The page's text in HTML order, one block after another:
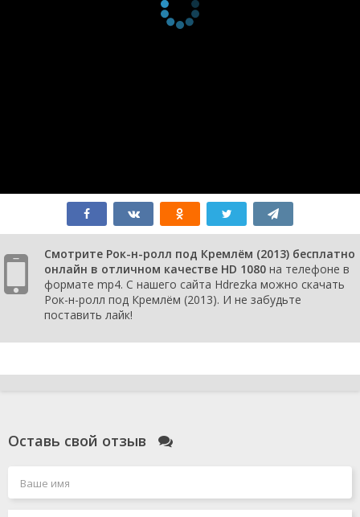
Смотрите Рок-н-ролл под Кремлём (2013) бесплатно
онлайн в отличном качестве HD 1080 на телефоне в
формате mp4. С нашего сайта Hdrezka можно скачать
Рок-н-ролл под Кремлём (2013). И не забудьте
поставить лайк!
Оставь свой отзыв